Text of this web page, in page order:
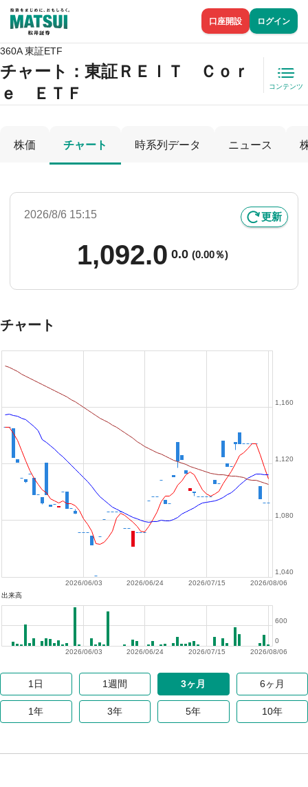
口座開設 ログイン
360A 東証ETF
チャート： 東証ＲＥＩＴ Ｃｏｒ
ｅ ＥＴＦ
コンテンツ
株価 チャート 時系列データ ニュース
2026/8/6 15:15 更新
1,092.0 0.0 (0.00％)
チャート
2026/08/06
2026/07/15
2026/06/24
2026/06/03
1,040
1,080
1,120
1,160
出来高
2026/08/06
2026/07/15
2026/06/24
2026/06/03
0
600
1日 1週間 3ヶ月 6ヶ月
1年 3年 5年 10年